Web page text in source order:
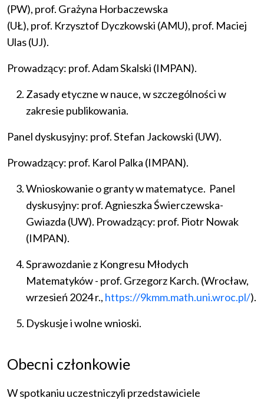
(PW), prof. Grażyna Horbaczewska
(UŁ), prof. Krzysztof Dyczkowski (AMU), prof. Maciej
Ulas (UJ).
Prowadzący: prof. Adam Skalski (IMPAN).
Zasady etyczne w nauce, w szczególności w
zakresie publikowania.
Panel dyskusyjny: prof. Stefan Jackowski (UW).
Prowadzący: prof. Karol Palka (IMPAN).
Wnioskowanie o granty w matematyce. Panel
dyskusyjny: prof. Agnieszka Świerczewska-
Gwiazda (UW). Prowadzący: prof. Piotr Nowak
(IMPAN).
Sprawozdanie z Kongresu Młodych
Matematyków - prof. Grzegorz Karch. (Wrocław,
wrzesień 2024 r., https://9kmm.math.uni.wroc.pl/).
Dyskusje i wolne wnioski.
Obecni członkowie
W spotkaniu uczestniczyli przedstawiciele